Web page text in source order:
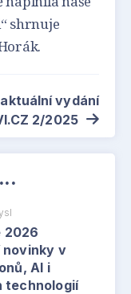
shrnuje
vydání
2/2025
2026
v
AI i
technologií